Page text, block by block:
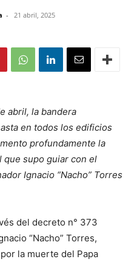
- 21 abril, 2025
abril, la bandera
en todos los edificios
profundamente la
supo guiar con el
Ignacio “Nacho” Torres
del decreto n° 373
“Nacho” Torres,
la muerte del Papa